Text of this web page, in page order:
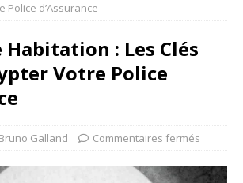
Police d’Assurance
Habitation : Les Clés
Votre Police
Bruno Galland Commentaires fermés